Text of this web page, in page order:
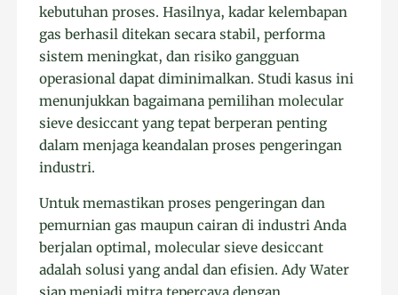
kebutuhan proses. Hasilnya, kadar kelembapan
gas berhasil ditekan secara stabil, performa
sistem meningkat, dan risiko gangguan
operasional dapat diminimalkan. Studi kasus ini
menunjukkan bagaimana pemilihan molecular
sieve desiccant yang tepat berperan penting
dalam menjaga keandalan proses pengeringan
industri.
Untuk memastikan proses pengeringan dan
pemurnian gas maupun cairan di industri Anda
berjalan optimal, molecular sieve desiccant
adalah solusi yang andal dan efisien. Ady Water
siap menjadi mitra tepercaya dengan